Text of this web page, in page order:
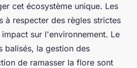
cet écosystème unique. Les
à respecter des règles strictes
sur l'environnement. Le
balisés, la gestion des
de ramasser la flore sont